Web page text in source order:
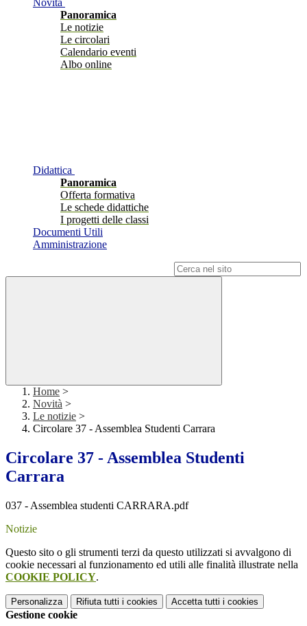
Novità
Panoramica
Le notizie
Le circolari
Calendario eventi
Albo online
Didattica
Panoramica
Offerta formativa
Le schede didattiche
I progetti delle classi
Documenti Utili
Amministrazione
Home >
Novità >
Le notizie >
Circolare 37 - Assemblea Studenti Carrara
Circolare 37 - Assemblea Studenti
Carrara
037 - Assemblea studenti CARRARA.pdf
Notizie
Questo sito o gli strumenti terzi da questo utilizzati si avvalgono di
cookie necessari al funzionamento ed utili alle finalità illustrate nella
COOKIE POLICY.
Personalizza Rifiuta tutti i cookies Accetta tutti i cookies
Gestione cookie